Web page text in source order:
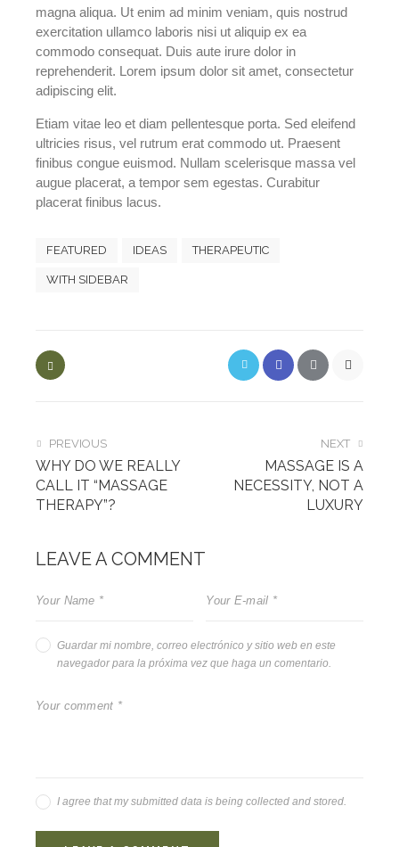
magna aliqua. Ut enim ad minim veniam, quis nostrud
exercitation ullamco laboris nisi ut aliquip ex ea
commodo consequat. Duis aute irure dolor in
reprehenderit. Lorem ipsum dolor sit amet, consectetur
adipiscing elit.
Etiam vitae leo et diam pellentesque porta. Sed eleifend
ultricies risus, vel rutrum erat commodo ut. Praesent
finibus congue euismod. Nullam scelerisque massa vel
augue placerat, a tempor sem egestas. Curabitur
placerat finibus lacus.
FEATURED IDEAS THERAPEUTIC
WITH SIDEBAR
PREVIOUS
WHY DO WE REALLY
CALL IT “MASSAGE
THERAPY”?
NEXT
MASSAGE IS A
NECESSITY, NOT A
LUXURY
LEAVE A COMMENT
Guardar mi nombre, correo electrónico y sitio web en este
navegador para la próxima vez que haga un comentario.
I agree that my submitted data is being collected and stored.